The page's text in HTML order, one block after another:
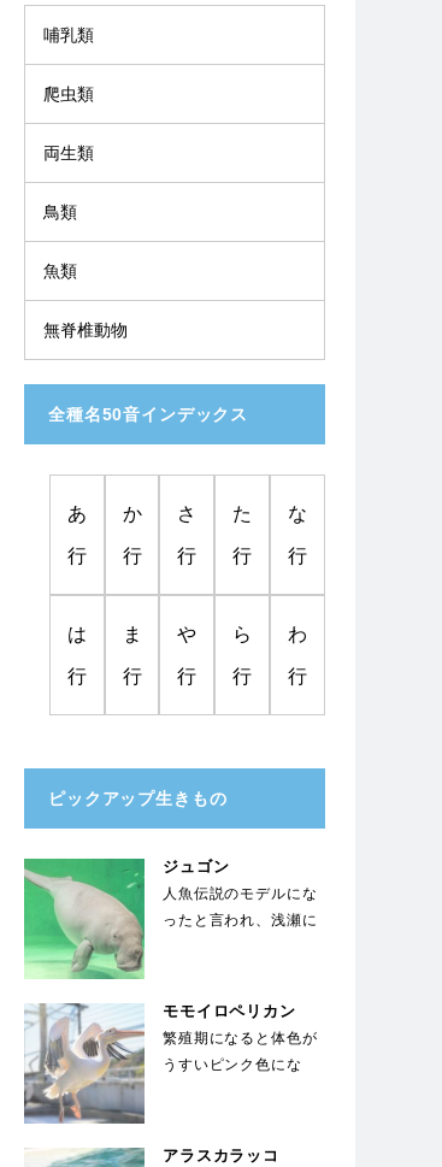
哺乳類
爬虫類
両生類
鳥類
魚類
無脊椎動物
全種名50音インデックス
あ
行
か
行
さ
行
た
行
な
行
は
行
ま
行
や
行
ら
行
わ
行
ピックアップ生きもの
ジュゴン
人魚伝説のモデルにな
ったと言われ、浅瀬に
モモイロペリカン
繁殖期になると体色が
うすいピンク色にな
アラスカラッコ